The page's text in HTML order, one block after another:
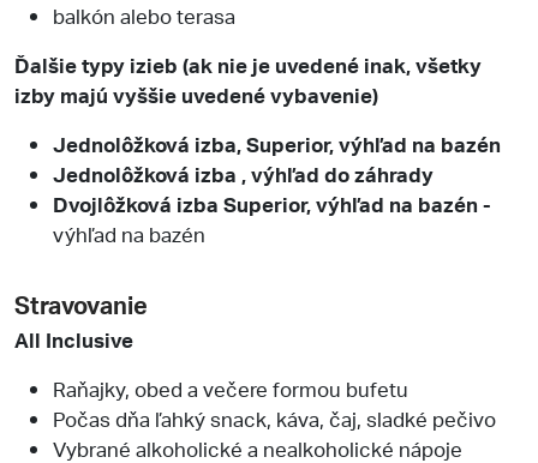
balkón alebo terasa
Ďalšie typy izieb (ak nie je uvedené inak, všetky
izby majú vyššie uvedené vybavenie)
Jednolôžková izba, Superior, výhľad na bazén
Jednolôžková izba , výhľad do záhrady
Dvojlôžková izba Superior, výhľad na bazén -
výhľad na bazén
Stravovanie
All Inclusive
Raňajky, obed a večere formou bufetu
Počas dňa ľahký snack, káva, čaj, sladké pečivo
Vybrané alkoholické a nealkoholické nápoje